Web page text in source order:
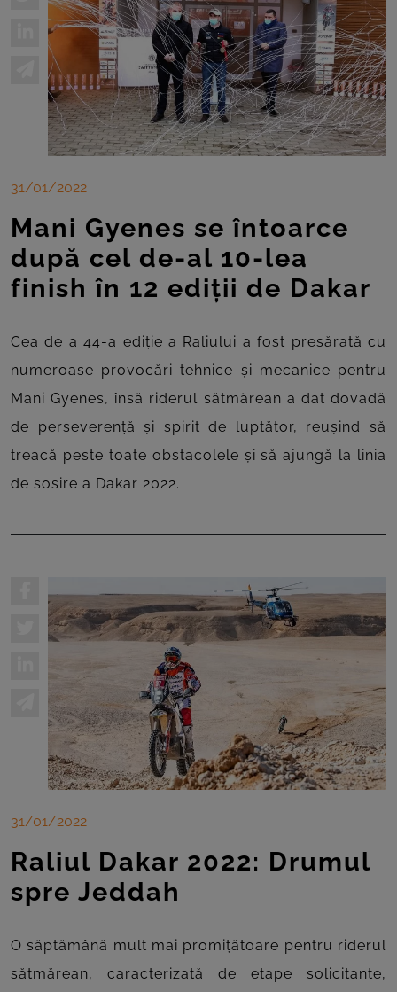
31/01/2022
Mani Gyenes se întoarce
după cel de-al 10-lea
finish în 12 ediții de Dakar
Cea de a 44-a ediție a Raliului a fost presărată cu
numeroase provocări tehnice și mecanice pentru
Mani Gyenes, însă riderul sătmărean a dat dovadă
de perseverență și spirit de luptător, reușind să
treacă peste toate obstacolele și să ajungă la linia
de sosire a Dakar 2022.
31/01/2022
Raliul Dakar 2022: Drumul
spre Jeddah
O săptămână mult mai promițătoare pentru riderul
sătmărean, caracterizată de etape solicitante,